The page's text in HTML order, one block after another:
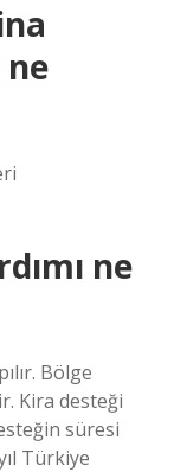
ne
Bölge
Kira desteği
süresi
Türkiye